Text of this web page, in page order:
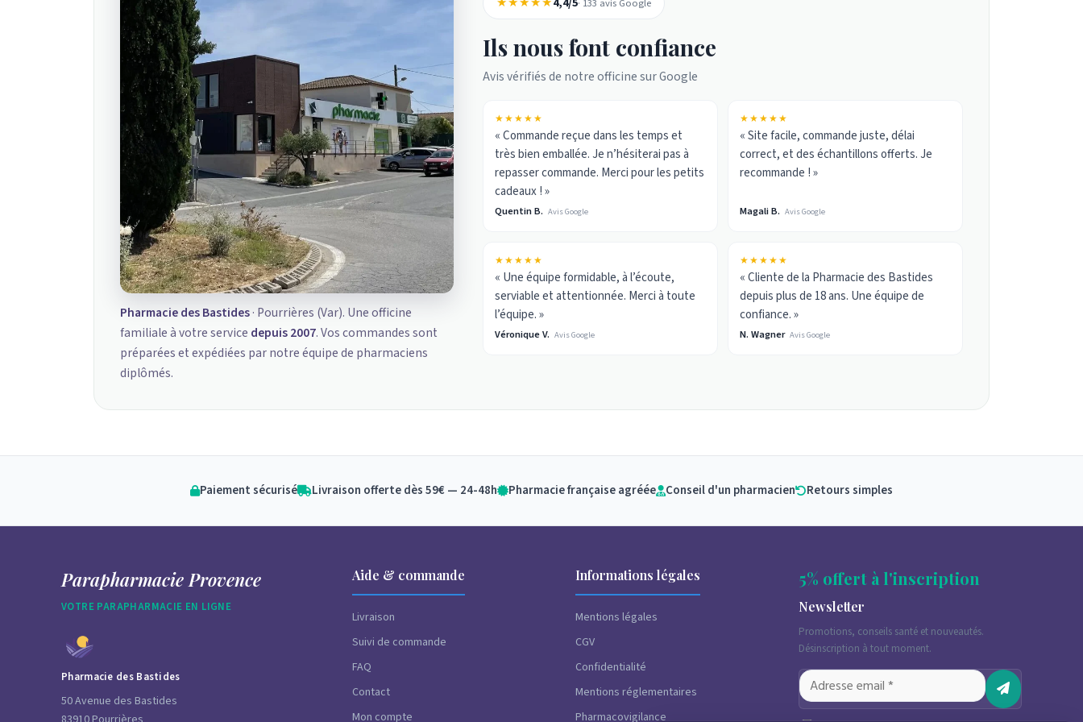
Pharmacie des Bastides· Pourrières (Var). Une officine
familiale à votre service depuis 2007. Vos commandes sont
préparées et expédiées par notre équipe de pharmaciens
diplômés.
· 133 avis Google
Ils nous font confiance
Avis vérifiés de notre officine sur Google
★★★★★
« Commande reçue dans les temps et
très bien emballée. Je n’hésiterai pas à
repasser commande. Merci pour les petits
cadeaux ! »
Quentin B. Avis Google
★★★★★
« Site facile, commande juste, délai
correct, et des échantillons offerts. Je
recommande ! »
Magali B. Avis Google
★★★★★
« Une équipe formidable, à l’écoute,
serviable et attentionnée. Merci à toute
l’équipe. »
Véronique V. Avis Google
★★★★★
« Cliente de la Pharmacie des Bastides
depuis plus de 18 ans. Une équipe de
confiance. »
N. Wagner Avis Google
Paiement sécurisé Livraison offerte dès 59€ — 24-48h Pharmacie française agréée Conseil d'un pharmacien Retours simples
Parapharmacie Provence
VOTRE PARAPHARMACIE EN LIGNE
Pharmacie des Bastides
50 Avenue des Bastides
Aide & commande
Livraison
Suivi de commande
FAQ
Contact
Mon compte
Informations légales
Mentions légales
CGV
Confidentialité
Mentions réglementaires
Pharmacovigilance
5% offert à l'inscription
Newsletter
Promotions, conseils santé et nouveautés.
Désinscription à tout moment.